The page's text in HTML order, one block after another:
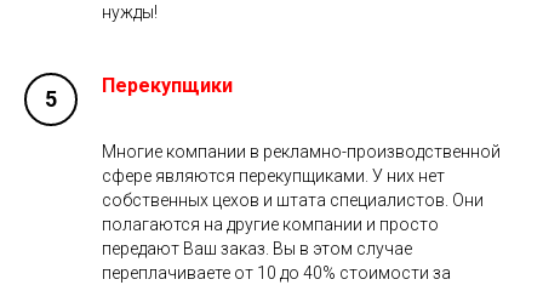
нужды!
Перекупщики
Многие компании в рекламно-производственной
сфере являются перекупщиками. У них нет
собственных цехов и штата специалистов. Они
полагаются на другие компании и просто
передают Ваш заказ. Вы в этом случае
переплачиваете от 10 до 40% стоимости за